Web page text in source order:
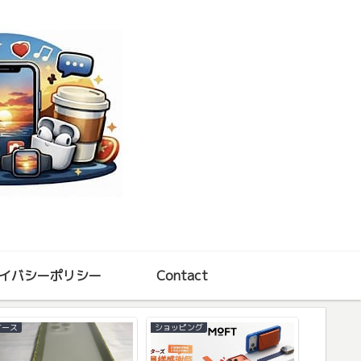
バシーポリシー Contact
ョッピング iPhoneアプリ
Matter : 写真に幾何学